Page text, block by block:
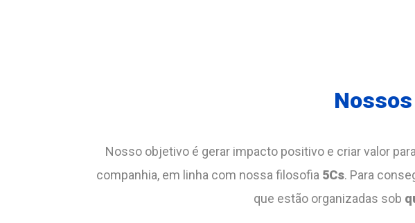
Nosso objetivo é gerar impacto positivo e criar valor
companhia, em linha com nossa filosofia 5Cs. Para
que estão organizadas sob